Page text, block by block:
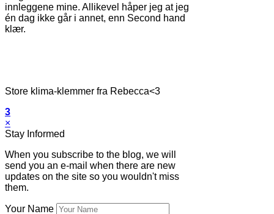
innleggene mine. Allikevel håper jeg at jeg
én dag ikke går i annet, enn Second hand
klær.
Store klima-klemmer fra Rebecca<3
3
×
Stay Informed
When you subscribe to the blog, we will
send you an e-mail when there are new
updates on the site so you wouldn't miss
them.
Your Name